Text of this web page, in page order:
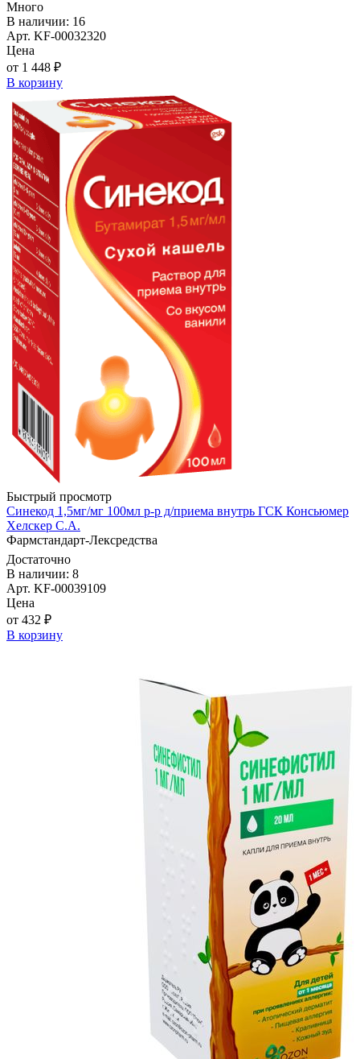
Много
В наличии: 16
Арт. KF-00032320
Цена
от 1 448 ₽
В корзину
Быстрый просмотр
Синекод 1,5мг/мг 100мл р-р д/приема внутрь ГСК Консьюмер
Хелскер С.А.
Фармстандарт-Лексредства
Достаточно
В наличии: 8
Арт. KF-00039109
Цена
от 432 ₽
В корзину